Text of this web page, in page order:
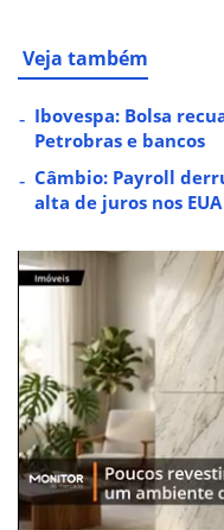
Veja também
Ibovespa: Bolsa
Petrobras e bancos
Câmbio: Payroll
alta de juros nos EUA